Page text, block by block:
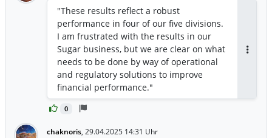
production of bioethanol and animal
feed by 31 August 2025."
0
"These results reflect a robust
performance in four of our five divisions.
I am frustrated with the results in our
Sugar business, but we are clear on what
needs to be done by way of operational
and regulatory solutions to improve
financial performance."
chaknoris, 29.04.2025 14:31 Uhr